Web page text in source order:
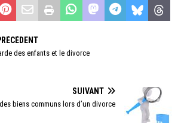
des enfants et le divorce
SUIVANT
biens communs lors d’un divorce